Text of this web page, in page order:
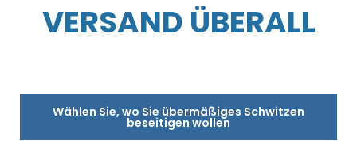
VERSAND ÜBERALL
Wählen Sie, wo Sie übermäßiges Schwitzen
beseitigen wollen